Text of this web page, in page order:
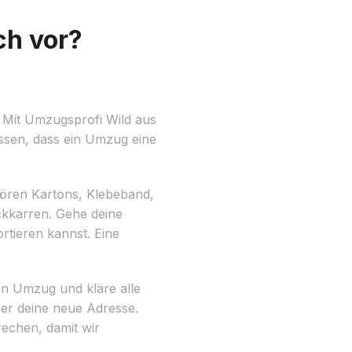
vor?
Umzugsprofi Wild aus
dass ein Umzug eine
Kartons, Klebeband,
Gehe deine
kannst. Eine
Umzug und kläre alle
deine neue Adresse.
damit wir